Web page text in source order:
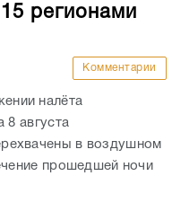
регионами
Комментарии
налёта
8 августа
в воздушном
прошедшей ночи